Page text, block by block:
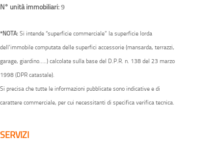
N° unità immobiliari:9
*NOTA: Si intende “superficie commerciale” la superficie lorda
dell’immobile computata delle superfici accessorie (mansarda, terrazzi,
garage, giardino…..) calcolate sulla base del D.P.R. n. 138 del 23 marzo
1998 (DPR catastale).
Si precisa che tutte le informazioni pubblicate sono indicative e di
carattere commerciale, per cui necessitanti di specifica verifica tecnica.
SERVIZI